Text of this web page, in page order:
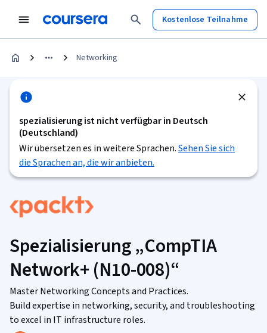
Kostenlose Teilnahme
Networking
spezialisierung ist nicht verfügbar in Deutsch
(Deutschland)
Wir übersetzen es in weitere Sprachen.Sehen Sie sich
die Sprachen an, die wir anbieten.
Spezialisierung „CompTIA
Network+ (N10-008)“
Master Networking Concepts and Practices.
Build expertise in networking, security, and troubleshooting
to excel in IT infrastructure roles.